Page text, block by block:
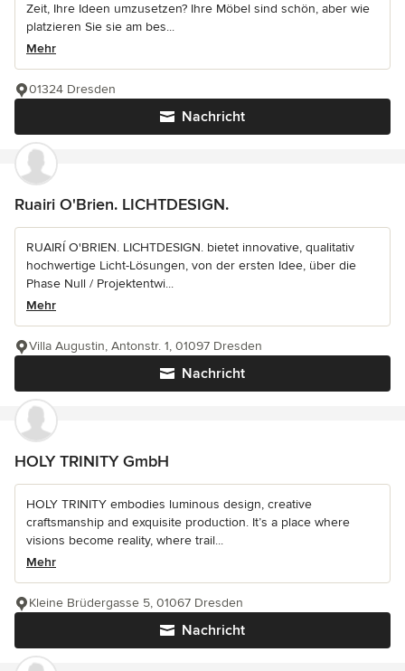
Zeit, Ihre Ideen umzusetzen? Ihre Möbel sind schön, aber wie
platzieren Sie sie am bes...
Mehr
Nachricht
01324 Dresden
Ruairi O'Brien. LICHTDESIGN.
RUAIRÍ O'BRIEN. LICHTDESIGN. bietet innovative, qualitativ
hochwertige Licht-Lösungen, von der ersten Idee, über die
Phase Null / Projektentwi...
Mehr
Nachricht
Villa Augustin, Antonstr. 1, 01097 Dresden
HOLY TRINITY GmbH
HOLY TRINITY embodies luminous design, creative
craftsmanship and exquisite production. It’s a place where
visions become reality, where trail...
Mehr
Nachricht
Kleine Brüdergasse 5, 01067 Dresden